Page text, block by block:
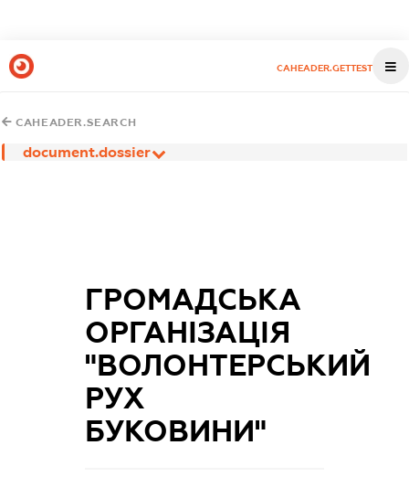
CAHEADER.GETTEST
CAHEADER.SEARCH
document.dossier
ГРОМАДСЬКА
ОРГАНІЗАЦІЯ
"ВОЛОНТЕРСЬКИЙ
РУХ
БУКОВИНИ"